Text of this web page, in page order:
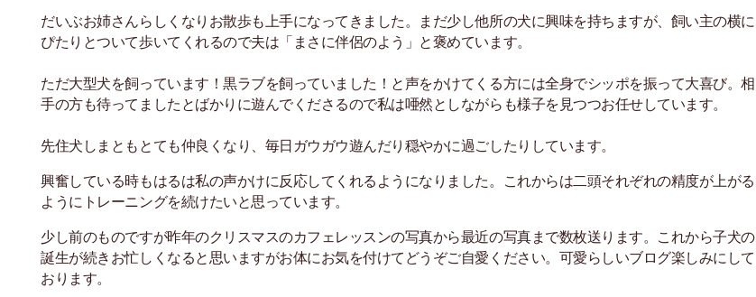
だいぶお姉さんらしくなりお散歩も上手になってきました。まだ少し他所の犬に興味を持ちますが、飼い主の横に
ぴたりとついて歩いてくれるので夫は「まさに伴侶のよう」と褒めています。
ただ大型犬を飼っています！黒ラブを飼っていました！と声をかけてくる方には全身でシッポを振って大喜び。相
手の方も待ってましたとばかりに遊んでくださるので私は唖然としながらも様子を見つつお任せしています。
先住犬しまともとても仲良くなり、毎日ガウガウ遊んだり穏やかに過ごしたりしています。
興奮している時もはるは私の声かけに反応してくれるようになりました。これからは二頭それぞれの精度が上がる
ようにトレーニングを続けたいと思っています。
少し前のものですが昨年のクリスマスのカフェレッスンの写真から最近の写真まで数枚送ります。これから子犬の
誕生が続きお忙しくなると思いますがお体にお気を付けてどうぞご自愛ください。可愛らしいブログ楽しみにして
おります。